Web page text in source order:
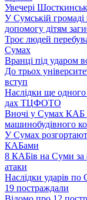
Увечері
У Сумській
допомогу дітям
Троє людей
Сумах
Вранці під ударом
До трьох
вступ
Наслідки ще
дах ТЦФОТО
Вночі у Сумах КАБ
машинобудівного
У Сумах розгортають
КАБами
8 КАБів на Суми за
атаки
Наслідки ударів
19 постраждали